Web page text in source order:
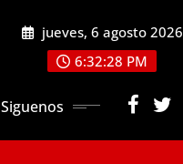
jueves, 6 agosto 2026
6:32:30 PM
Siguenos